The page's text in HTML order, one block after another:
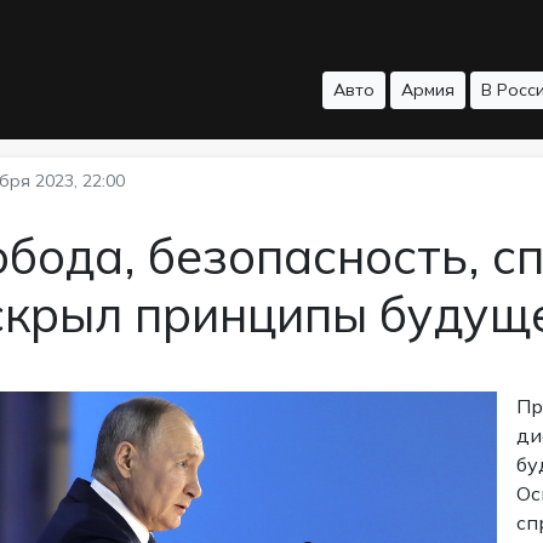
Авто Армия В
2023, 22:00
безопасность,
принципы